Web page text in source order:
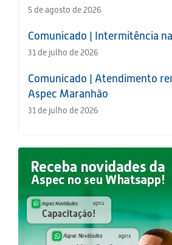
5 de agosto de 2026
Comunicado | Intermitência
31 de julho de 2026
Comunicado | Atendimento
Aspec Maranhão
31 de julho de 2026